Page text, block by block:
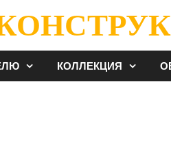
КОЛЛЕКЦИЯ